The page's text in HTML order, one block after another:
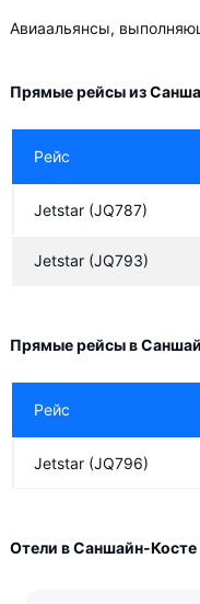
Авиаальянсы,
Прямые рейсы из
Рейс
Jetstar (JQ787)
Jetstar (JQ793)
Прямые рейсы в
Рейс
Jetstar (JQ796)
Отели в Саншайн-Косте